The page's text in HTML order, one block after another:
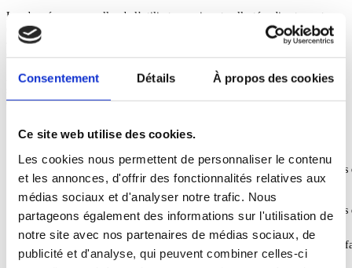
Consentement Détails À propos des cookies
Ce site web utilise des cookies.
Les cookies nous permettent de personnaliser le contenu
et les annonces, d'offrir des fonctionnalités relatives aux
médias sociaux et d'analyser notre trafic. Nous
partageons également des informations sur l'utilisation de
notre site avec nos partenaires de médias sociaux, de
publicité et d'analyse, qui peuvent combiner celles-ci
Les données personnelles de l’utilisateur qui sont collectées directement
(inscription à la newsletter, création d’espace personnel), ou
automatiquement (cookies) répondent à des finalités légitimes et
Afin de mieux appréhender les traitements de données effectués par la
connaissances des informations ci-dessous :
Nom du cookie
Type de
données
Conservation
Durée
de la
session
Utilisé par WordPress pour les informations
session_id
Durée
session
Utilisé par WordPress pour les informations
SERVERID
Durée
de la
session
Un cookie technique utilisé par OVH pour
serveur.